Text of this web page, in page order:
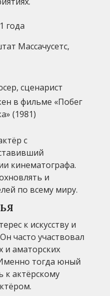
года
Массачусетс,
сценарист
в фильме «Побег
(1981)
с
кинематографа.
и
по всему миру.
к искусству и
часто участвовал
и аматорских
тогда юный
к актёрскому